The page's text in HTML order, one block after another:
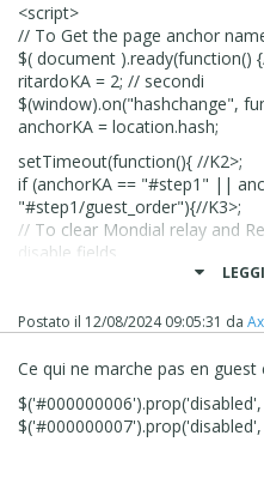
<script>
// To Get the page anchor
$( document ).ready(function()
ritardoKA = 2; // secondi
$(window).on("hashchange",
anchorKA = location.hash;
setTimeout(function(){ //K2>;
if (anchorKA == "#step1" ||
"#step1/guest_order"){//K3>;
// To clear Mondial relay and
disable fields
$('#000000007').prop('disabled',
}; //K3<<
}); //K1<<;
}); //K<<;
Postato il 12/08/2024 09:05:31 da
Ce qui ne marche pas en guest